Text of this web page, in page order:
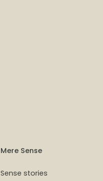
Mere Sense
Sense stories